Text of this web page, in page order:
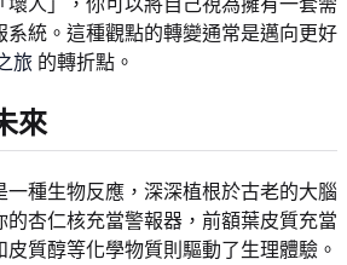
系統。這種觀點的轉變通常是邁向更好
旅 的轉折點。
來
一種生物反應，深深植根於古老的大腦
的杏仁核充當警報器，前額葉皮質充當
質醇等化學物質則驅動了生理體驗。